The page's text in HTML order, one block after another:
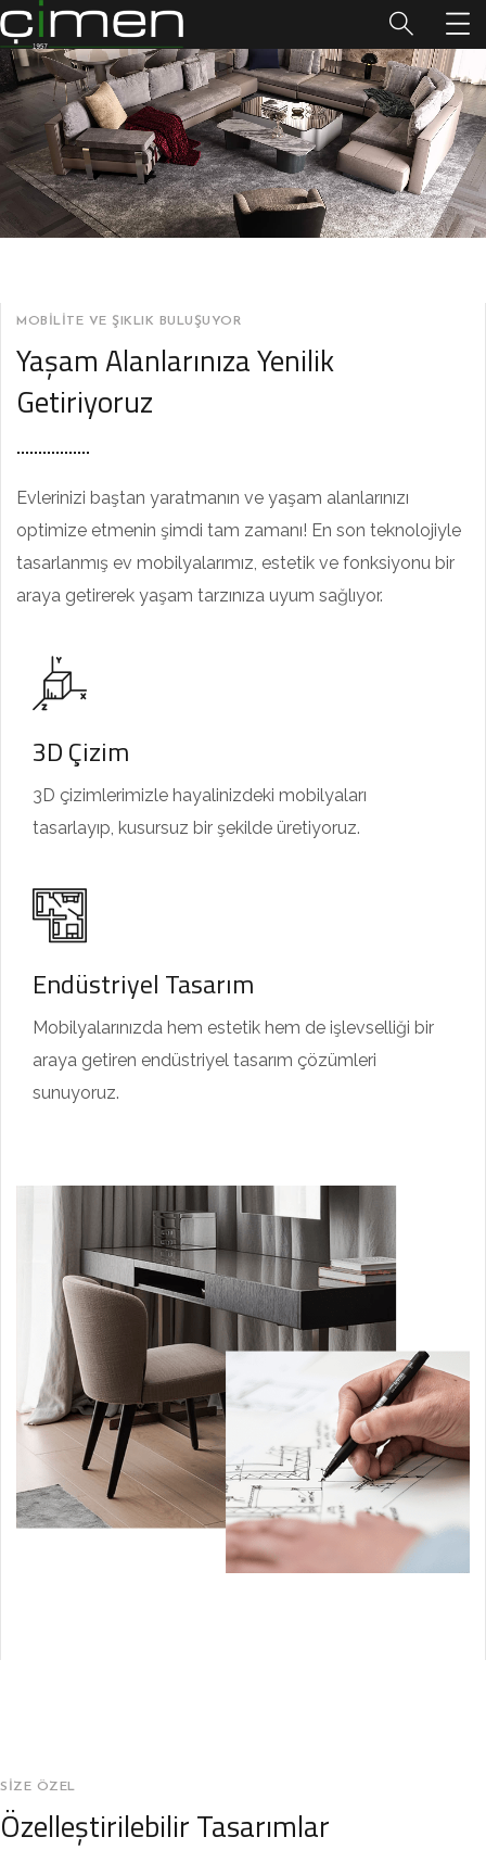
MOBILITE VE ŞIKLIK BULUŞUYOR
Yaşam Alanlarınıza Yenilik
Getiriyoruz
Evlerinizi baştan yaratmanın ve yaşam alanlarınızı
optimize etmenin şimdi tam zamanı! En son teknolojiyle
tasarlanmış ev mobilyalarımız, estetik ve fonksiyonu bir
araya getirerek yaşam tarzınıza uyum sağlıyor.
3D Çizim
3D çizimlerimizle hayalinizdeki mobilyaları
tasarlayıp, kusursuz bir şekilde üretiyoruz.
Endüstriyel Tasarım
Mobilyalarınızda hem estetik hem de işlevselliği bir
araya getiren endüstriyel tasarım çözümleri
sunuyoruz.
SIZE ÖZEL
Özelleştirilebilir Tasarımlar